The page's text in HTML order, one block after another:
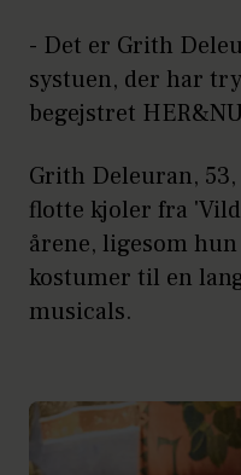
- Det er Grith
systuen, der har
begejstret
Grith Deleuran,
flotte kjoler fra
årene, ligesom
kostumer til en
musicals.